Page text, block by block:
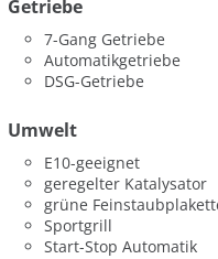
Getriebe
7-Gang Getriebe
Automatikgetriebe
DSG-Getriebe
Umwelt
E10-geeignet
geregelter Katalysator
grüne
Sportgrill
Start-Stop Automatik